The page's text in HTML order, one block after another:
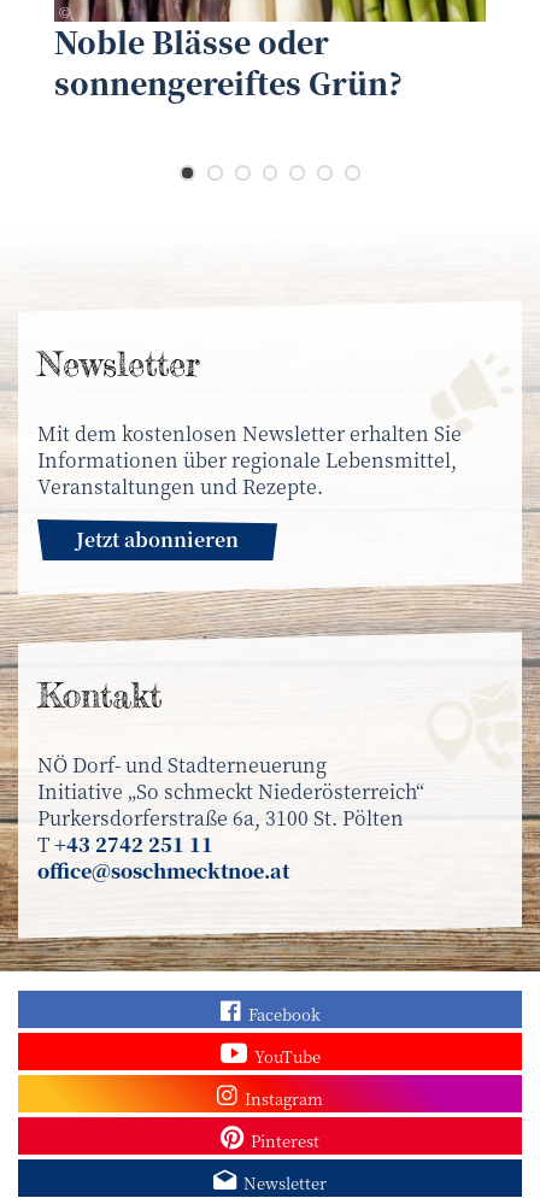
©tunedin - fotolia.com
Noble Blässe oder
sonnengereiftes Grün?
News­letter
Mit dem kostenlosen Newsletter erhalten Sie
Informationen über regionale Lebensmittel,
Veranstaltungen und Rezepte.
Jetzt abonnieren
Kontakt
NÖ Dorf- und Stadterneuerung
Initiative „So schmeckt Niederösterreich“
Purkersdorferstraße 6a, 3100 St. Pölten
T+43 2742 251 11
office@soschmecktnoe.at
Finden Sie „So
Facebook
Sehen Sie mehr
YouTube
Besuchen Sie unser
Instagram
Sieh dir unsere Pins
Pinterest
Melden Sie sich zum
Newsletter